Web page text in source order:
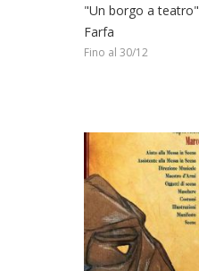
"Un borgo a
Farfa
Fino al 30/12